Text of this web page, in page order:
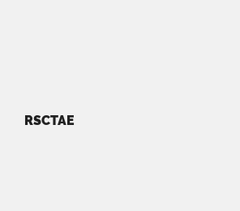
RSCTAE